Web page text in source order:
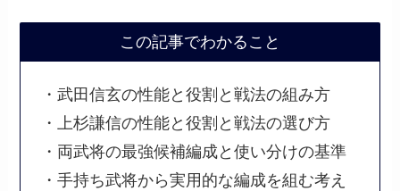
この記事でわかること
・武田信玄の性能と役割と戦法の組み方
・上杉謙信の性能と役割と戦法の選び方
・両武将の最強候補編成と使い分けの基準
・手持ち武将から実用的な編成を組む考え